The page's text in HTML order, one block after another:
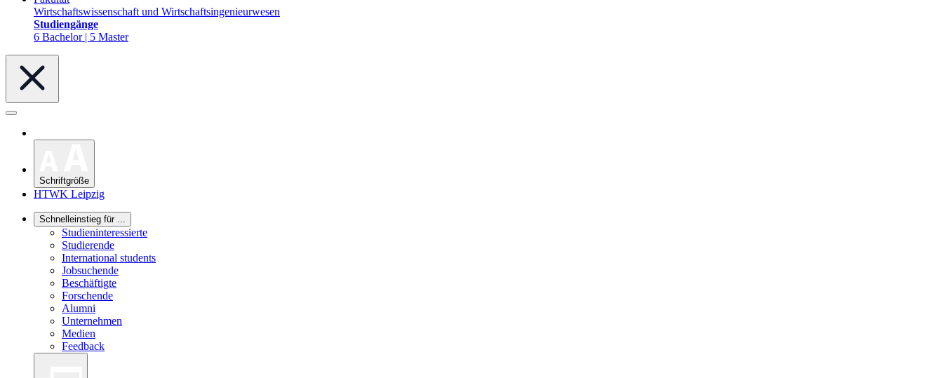
Wirtschaftswissenschaft und Wirtschaftsingenieurwesen
Studiengänge
6 Bachelor | 5 Master
Schriftgröße
HTWK Leipzig
Schnelleinstieg für ...
Studieninteressierte
Studierende
International students
Jobsuchende
Beschäftigte
Forschende
Alumni
Unternehmen
Medien
Feedback